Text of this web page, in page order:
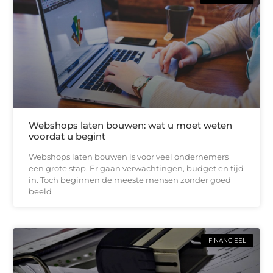
Webshops laten bouwen: wat u moet weten
voordat u begint
Webshops laten bouwen is voor veel ondernemers
een grote stap. Er gaan verwachtingen, budget en tijd
in. Toch beginnen de meeste mensen zonder goed
beeld
FINANCIEEL